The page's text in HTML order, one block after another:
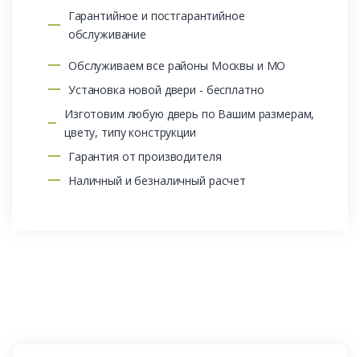
Гарантийное и постгарантийное
обслуживание
Обслуживаем все районы Москвы и МО
Установка новой двери - бесплатно
Изготовим любую дверь по Вашим размерам,
цвету, типу конструкции
Гарантия от производителя
Наличный и безналичный расчет